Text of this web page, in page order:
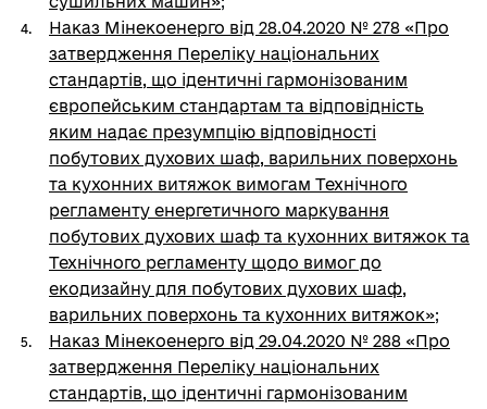
Наказ Мінекоенерго від 28.04.2020 № 278 «Про
затвердження Переліку національних
стандартів, що ідентичні гармонізованим
європейським стандартам та відповідність
яким надає презумпцію відповідності
побутових духових шаф, варильних поверхонь
та кухонних витяжок вимогам Технічного
регламенту енергетичного маркування
побутових духових шаф та кухонних витяжок та
Технічного регламенту щодо вимог до
екодизайну для побутових духових шаф,
варильних поверхонь та кухонних витяжок»;
Наказ Мінекоенерго від 29.04.2020 № 288 «Про
затвердження Переліку національних
стандартів, що ідентичні гармонізованим